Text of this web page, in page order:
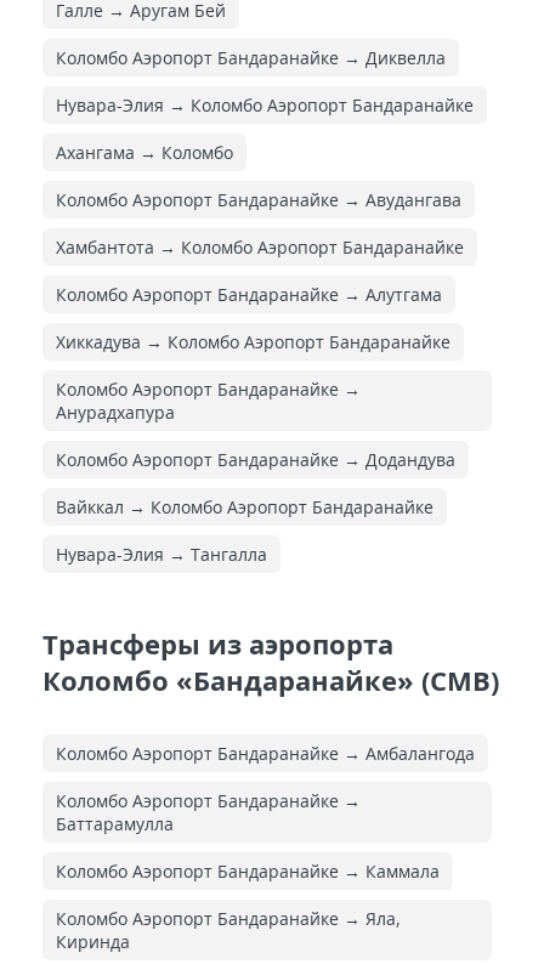
Галле → Аругам Бей
Коломбо Аэропорт Бандаранайке → Диквелла
Нувара-Элия → Коломбо Аэропорт Бандаранайке
Ахангама → Коломбо
Коломбо Аэропорт Бандаранайке → Авудангава
Хамбантота → Коломбо Аэропорт Бандаранайке
Коломбо Аэропорт Бандаранайке → Алутгама
Хиккадува → Коломбо Аэропорт Бандаранайке
Коломбо Аэропорт Бандаранайке →
Анурадхапура
Коломбо Аэропорт Бандаранайке → Додандува
Вайккал → Коломбо Аэропорт Бандаранайке
Нувара-Элия → Тангалла
Трансферы из аэропорта
Коломбо «Бандаранайке» (CMB)
Коломбо Аэропорт Бандаранайке → Амбалангода
Коломбо Аэропорт Бандаранайке →
Баттарамулла
Коломбо Аэропорт Бандаранайке → Каммала
Коломбо Аэропорт Бандаранайке → Яла,
Киринда